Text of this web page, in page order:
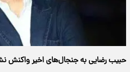
حبیب رضایی به جنجال‌های اخیر واکنش